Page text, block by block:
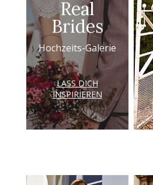
Real
Brides
Hochzeits-Galerie
LASS DICH
INSPIRIEREN